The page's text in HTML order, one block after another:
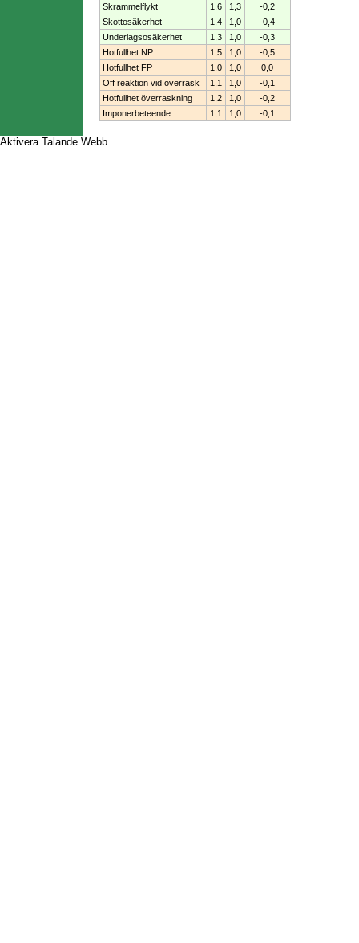
Skrammelflykt
1,6 1,3
-0,2
Skottosäkerhet
1,4 1,0
-0,4
Underlagsosäkerhet
1,3 1,0
-0,3
Hotfullhet NP
1,5 1,0
-0,5
Hotfullhet FP
1,0 1,0
0,0
Off reaktion vid överrask
1,1 1,0
-0,1
Hotfullhet överraskning
1,2 1,0
-0,2
Imponerbeteende
1,1 1,0 -0,1
Aktivera Talande Webb